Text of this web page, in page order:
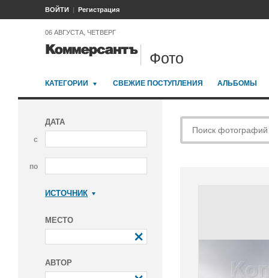
ВОЙТИ Регистрация
06 АВГУСТА, ЧЕТВЕРГ
Фото
КАТЕГОРИИ СВЕЖИЕ ПОСТУПЛЕНИЯ АЛЬБОМЫ
ДАТА
с
по
ИСТОЧНИК
МЕСТО
АВТОР